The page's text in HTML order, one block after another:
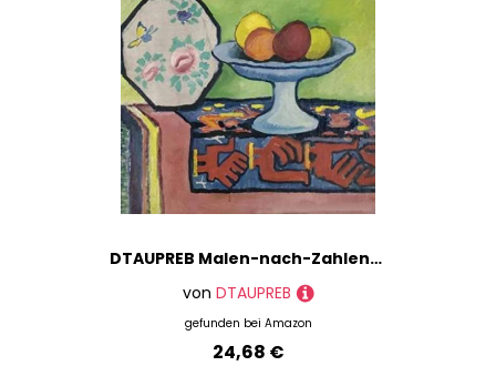
DTAUPREB Malen-nach-Zahlen-Kits für Erwachsene August Macke Stillleben mit Apfelschale und japanischem Fächer DIY-Ölgemälde-Kits Malen nach Zahlen Zeichnen auf Leinwandkunst
von DTAUPREB
gefunden bei Amazon
24,68 €